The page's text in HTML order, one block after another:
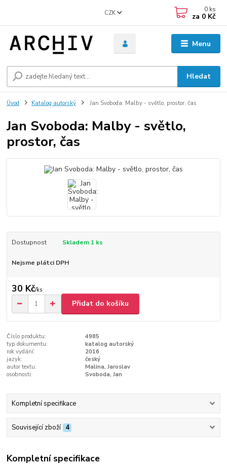
Menu
CZK
Hledat
0 ks
za 0 Kč
Úvod Katalog autorský Jan Svoboda: Malby - světlo, prostor, čas
Jan Svoboda: Malby - světlo,
prostor, čas
Dostupnost Skladem 1 ks
Nejsme plátci DPH
30 Kč/ks
Přidat do košíku
Číslo produktu:
4985
typ dokumentu:
katalog autorský
rok vydání:
2016
jazyk:
český
autor textu:
Malina, Jaroslav
osobnosti:
Svoboda, Jan
Kompletní specifikace
Související zboží 4
Kompletní specifikace